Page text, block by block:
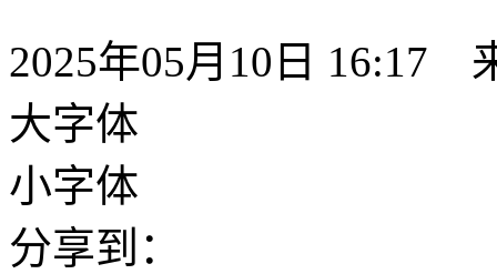
2025年05月10日 16:17
大字体
小字体
分享到：